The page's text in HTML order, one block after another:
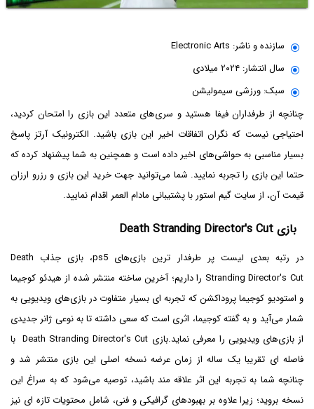
سازنده و ناشر: Electronic Arts
سال انتشار: ۲۰۲۴ میلادی
سبک: ورزشی سیمولیشن
چنانچه از طرفداران فیفا هستید و سری‌های متعدد این بازی را امتحان کردید،
احتیاجی نیست که نگران اتفاقات اخیر این بازی باشید. الکترونیک آرتز پاسخ
بسیار مناسبی به حواشی‌های اخیر داده است و همچنین به شما پیشنهاد کرده که
حتما این بازی را تجربه نمایید. شما می‌توانید جهت خرید این بازی و رزرو ارزان
قیمت آن، از سایت گیم استور با پشتیبانی مادام العمر اقدام نمایید.
بازی Death Stranding Director's Cut
در رتبه بعدی لیست پر طرفدار ترین بازی‌های ps5، بازی جذاب Death
Stranding Director's Cut را داریم؛ آخرین ساخته منتشر ‌شده از هیدئو کوجیما
و استودیو کوجیما پروداکشن که تجربه ای بسیار متفاوت در بازی‌های ویدیویی به
شمار می‌آید و به گفته کوجیما، اثری است که سعی داشته تا به نوعی ژانر جدیدی
از بازی‌های ویدیویی را معرفی نماید.بازی Death Stranding Director's Cut با
فاصله ای تقریبا یک ساله از زمان عرضه نسخه اصلی این بازی منتشر شد و
چنانچه شما به تجربه این اثر علاقه مند باشید، توصیه می‌شود که به سراغ این
نسخه بروید؛ زیرا علاوه بر بهبود‌های گرافیکی و فنی، شامل محتویات تازه ای نیز